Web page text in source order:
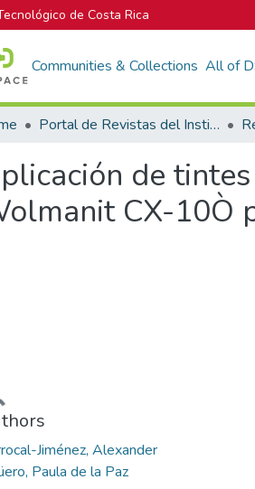
de Costa Rica
Communities & Collections All of
Portal de Revistas del Instituto Tecnológico de Costa Rica
de
CX-10Ò
Jiménez, Alexander
Paula de la Paz